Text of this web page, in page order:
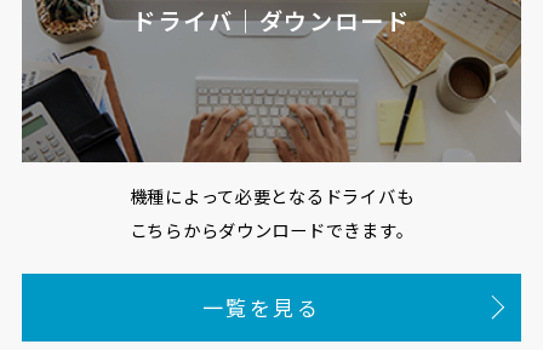
ドライバ｜ダウンロード
機種によって必要となるドライバも
こちらからダウンロードできます。
一覧を見る